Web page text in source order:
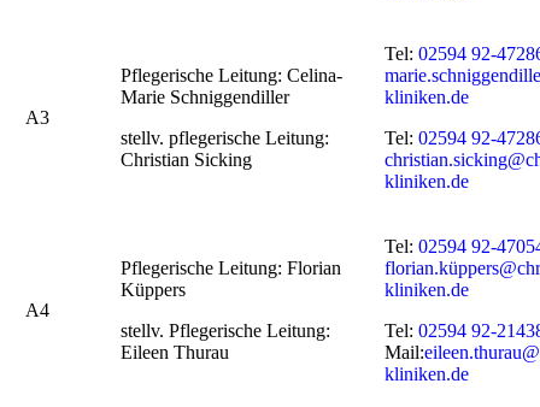
A3
Pflegerische Leitung: Celina-
Marie Schniggendiller
stellv. pflegerische Leitung:
Christian Sicking
Tel: 02594 92-
kliniken.de
Tel: 02594 92-
kliniken.de
A4
Pflegerische Leitung: Florian
Küppers
stellv. Pflegerische Leitung:
Eileen Thurau
Tel: 02594 92-
kliniken.de
Tel: 02594 92-
Mail:
kliniken.de